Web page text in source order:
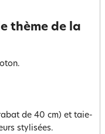
thème de la
de 40 cm) et taie-
stylisées.